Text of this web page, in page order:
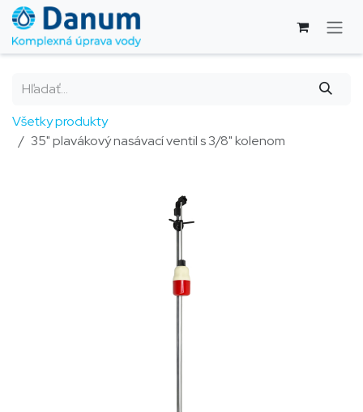
Skip to Content
Všetky produkty
35" plavákový nasávací ventil s 3/8" kolenom